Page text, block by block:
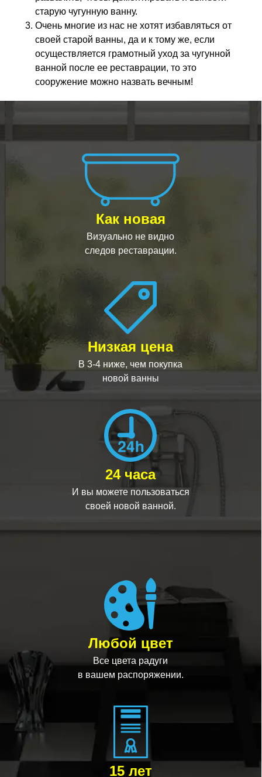
старую чугунную ванну.
Очень многие из нас не хотят избавляться от
своей старой ванны, да и к тому же, если
осуществляется грамотный уход за чугунной
ванной после ее реставрации, то это
сооружение можно назвать вечным!
Как новая
Визуально не видно
следов реставрации.
Низкая цена
В 3-4 ниже, чем покупка
новой ванны
24 часа
И вы можете пользоваться
своей новой ванной.
Любой цвет
Все цвета радуги
в вашем распоряжении.
15 лет